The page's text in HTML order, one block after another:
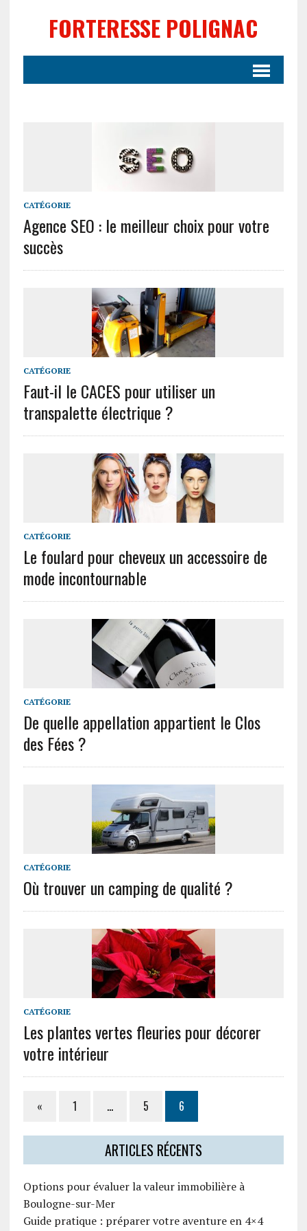
FORTERESSE POLIGNAC
CATÉGORIE
Agence SEO : le meilleur choix pour votre
succès
CATÉGORIE
Faut-il le CACES pour utiliser un
transpalette électrique ?
CATÉGORIE
Le foulard pour cheveux un accessoire de
mode incontournable
CATÉGORIE
De quelle appellation appartient le Clos
des Fées ?
CATÉGORIE
Où trouver un camping de qualité ?
CATÉGORIE
Les plantes vertes fleuries pour décorer
votre intérieur
« 1 … 5 6
ARTICLES RÉCENTS
Options pour évaluer la valeur immobilière à
Boulogne-sur-Mer
Guide pratique : préparer votre aventure en 4×4